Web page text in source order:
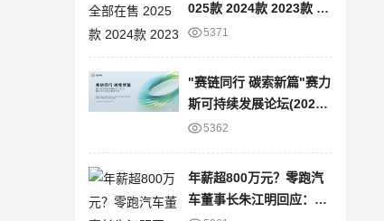
025款 2024款 2023款 20
22款 2021款 2020款平行
惠 目前80万元起售
5371
"赛链同行 碳索新篇"赛力
斯可持续发展论坛(2025)
暨绿色产业链战略发布会
5362
年薪超800万元？零跑汽
车董事长朱江明回应：仅